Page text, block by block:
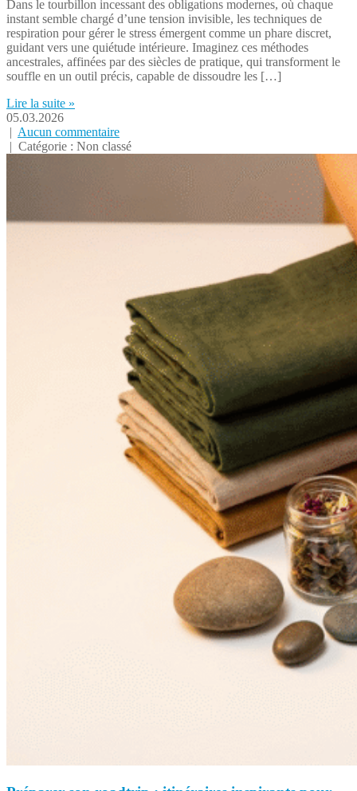
Dans le tourbillon incessant des obligations modernes, où chaque
instant semble chargé d’une tension invisible, les techniques de
respiration pour gérer le stress émergent comme un phare discret,
guidant vers une quiétude intérieure. Imaginez ces méthodes
ancestrales, affinées par des siècles de pratique, qui transforment le
souffle en un outil précis, capable de dissoudre les […]
Lire la suite »
05.03.2026
| Aucun commentaire
| Catégorie : Non classé